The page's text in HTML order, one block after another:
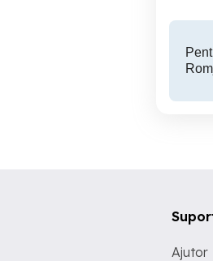
Ajutor